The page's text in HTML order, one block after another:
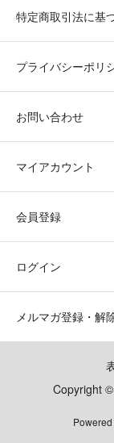
特定商取引法に基
プライバシーポリ
お問い合わせ
マイアカウント
会員登録
ログイン
メルマガ登録・解
Copyright